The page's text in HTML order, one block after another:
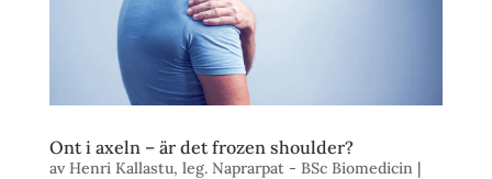
Ont i axeln – är det frozen shoulder?
av Henri Kallastu, leg. Naprarpat - BSc Biomedicin|